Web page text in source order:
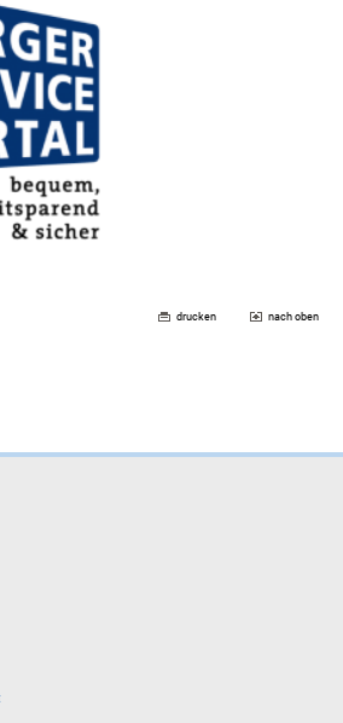
drucken nach oben